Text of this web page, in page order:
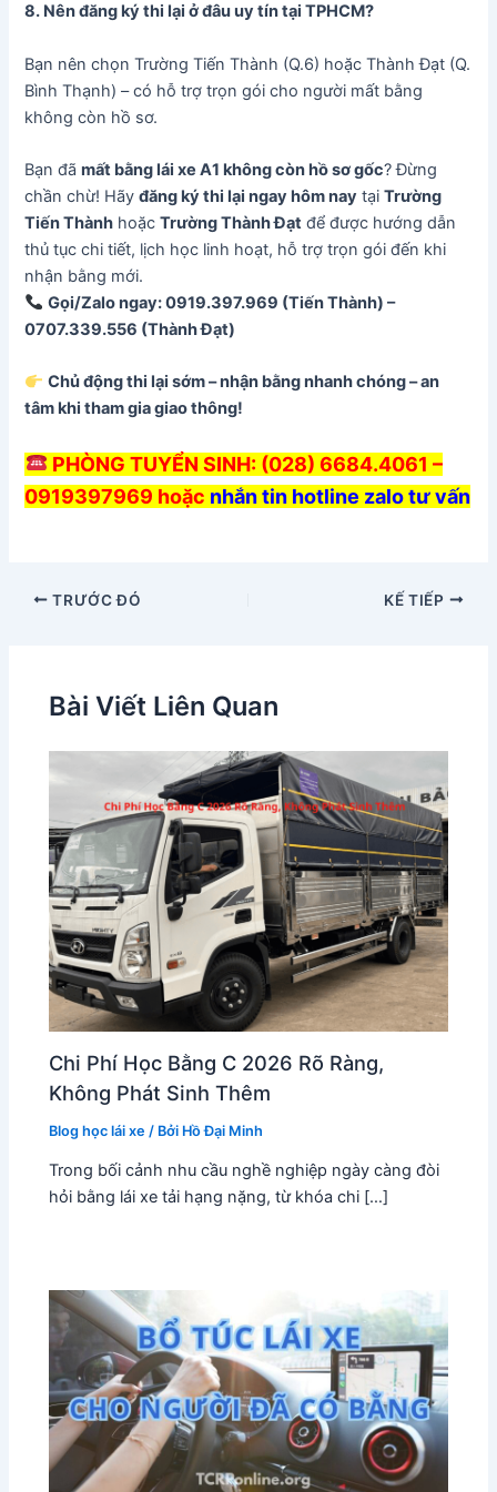
8. Nên đăng ký thi lại ở đâu uy tín tại TPHCM?
Bạn nên chọn Trường Tiến Thành (Q.6) hoặc Thành Đạt (Q.
Bình Thạnh) – có hỗ trợ trọn gói cho người mất bằng
không còn hồ sơ.
Bạn đãmất bằng lái xe A1 không còn hồ sơ gốc? Đừng
chần chừ! Hãyđăng ký thi lại ngay hôm nay tạiTrường
Tiến Thành hoặcTrường Thành Đạt để được hướng dẫn
thủ tục chi tiết, lịch học linh hoạt, hỗ trợ trọn gói đến khi
nhận bằng mới.
Gọi/Zalo ngay: 0919.397.969 (Tiến Thành) –
0707.339.556 (Thành Đạt)
Chủ động thi lại sớm – nhận bằng nhanh chóng – an
tâm khi tham gia giao thông!
PHÒNG TUYỂN SINH: (028) 6684.4061 –
0919397969 hoặc nhắn tin hotline zalo tư vấn
TRƯỚC ĐÓ KẾ TIẾP
Bài Viết Liên Quan
Chi Phí Học Bằng C 2026 Rõ Ràng,
Không Phát Sinh Thêm
Blog học lái xe / Bởi Hồ Đại Minh
Trong bối cảnh nhu cầu nghề nghiệp ngày càng đòi
hỏi bằng lái xe tải hạng nặng, từ khóa chi […]